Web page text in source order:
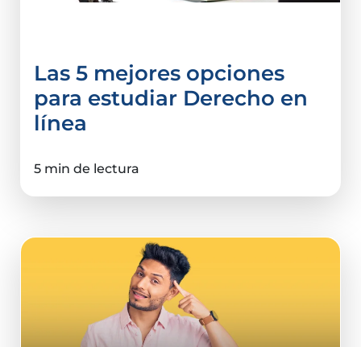
Las 5 mejores opciones
para estudiar Derecho en
línea
5 min de lectura